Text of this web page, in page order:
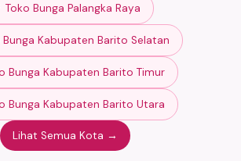
Toko Bunga Palangka Raya
Bunga Kabupaten Barito Selatan
Bunga Kabupaten Barito Timur
Bunga Kabupaten Barito Utara
Lihat Semua Kota →